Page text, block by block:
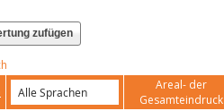
zufügen
Areal- der
Gesamteindruck